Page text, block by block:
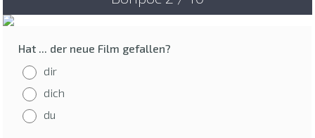
Hat ... der neue Film gefallen?
dir
dich
du